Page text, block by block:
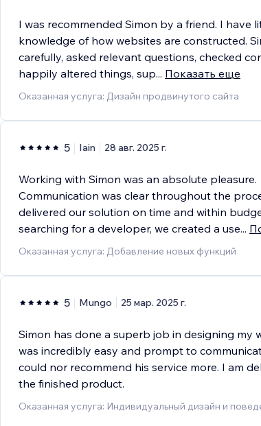
I was recommended Simon by a friend. I have
knowledge of how websites are constructed.
carefully, asked relevant questions, checked
happily altered things, sup... Показать еще
Оказанная услуга: Дизайн продвинутого сайта
5 Iain 28 авг. 2025 г.
Working with Simon was an absolute pleasure.
Communication was clear throughout the
delivered our solution on time and within
searching for a developer, we created a use...
Оказанная услуга: Добавление новых функций
5 Mungo 25 мар. 2025 г.
Simon has done a superb job in designing my
was incredibly easy and prompt to
could nor recommend his service more. I am
the finished product.
Оказанная услуга: Индивидуальный дизайн и